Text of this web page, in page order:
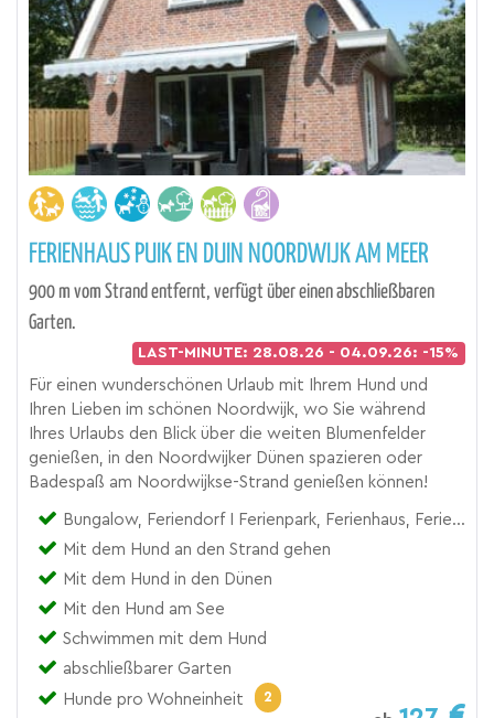
FERIENHAUS PUIK EN DUIN NOORDWIJK AM MEER
900 m vom Strand entfernt, verfügt über einen abschließbaren
Garten.
LAST-MINUTE: 28.08.26 - 04.09.26: -15%
Für einen wunderschönen Urlaub mit Ihrem Hund und
Ihren Lieben im schönen Noordwijk, wo Sie während
Ihres Urlaubs den Blick über die weiten Blumenfelder
genießen, in den Noordwijker Dünen spazieren oder
Badespaß am Noordwijkse-Strand genießen können!
Bungalow, Feriendorf I Ferienpark, Ferienhaus, Ferienhof
Mit dem Hund an den Strand gehen
Mit dem Hund in den Dünen
Mit den Hund am See
Schwimmen mit dem Hund
abschließbarer Garten
Hunde pro Wohneinheit
2